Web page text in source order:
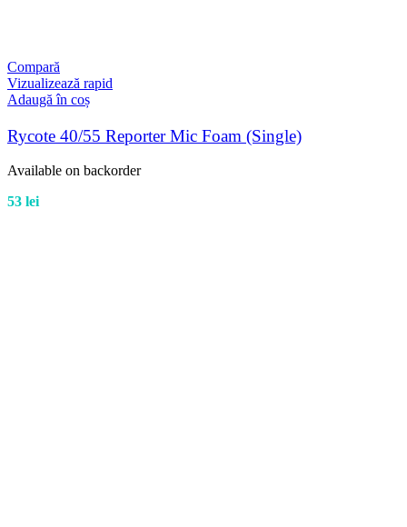
Compară
Vizualizează rapid
Adaugă în coș
Rycote 40/55 Reporter Mic Foam (Single)
Available on backorder
53 lei